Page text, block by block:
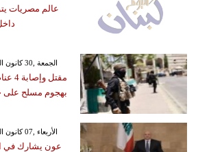
عالم مصريات
GMT 08:22 2026 الجمعة ,30 كانون الثاني / يناير
مقتل
بهجوم مسلح
GMT 21:19 2026 الأربعاء ,07 كانون الثاني / يناير
عون يشارك في